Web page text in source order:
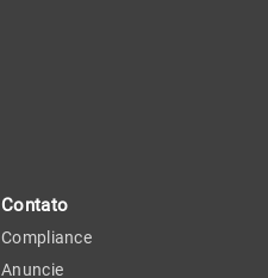
Contato
Compliance
Anuncie